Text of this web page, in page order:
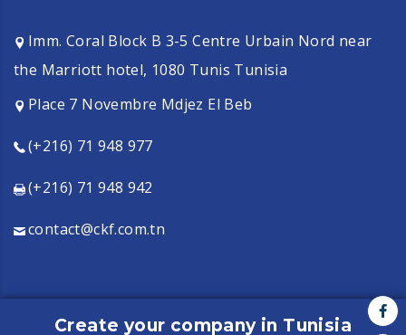
Imm. Coral Block B 3-5 Centre Urbain Nord near
the Marriott hotel, 1080 Tunis Tunisia
Place 7 Novembre Mdjez El Beb
(+216) 71 948 977
(+216) 71 948 942
contact@ckf.com.tn
Create your company in Tunisia